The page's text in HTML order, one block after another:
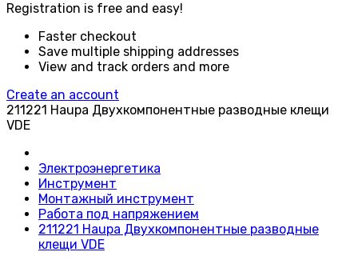
Registration is free and easy!
Faster checkout
Save multiple shipping addresses
View and track orders and more
Create an account
211221 Haupa Двухкомпонентные разводные клещи
VDE
Электроэнергетика
Инструмент
Монтажный инструмент
Работа под напряжением
211221 Haupa Двухкомпонентные разводные
клещи VDE